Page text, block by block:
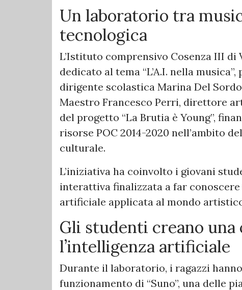
Un laboratorio tra
tecnologica
L’Istituto comprensivo Cosenza III
dedicato al tema “L’A.I. nella
dirigente scolastica Marina Del
Maestro Francesco Perri, direttore
del progetto “La Brutia è Young”,
risorse POC 2014-2020 nell’ambito
culturale.
L’iniziativa ha coinvolto i giovani
interattiva finalizzata a far
artificiale applicata al mondo
Gli studenti creano una
l’intelligenza artificiale
Durante il laboratorio, i ragazzi
funzionamento di “Suno”, una delle